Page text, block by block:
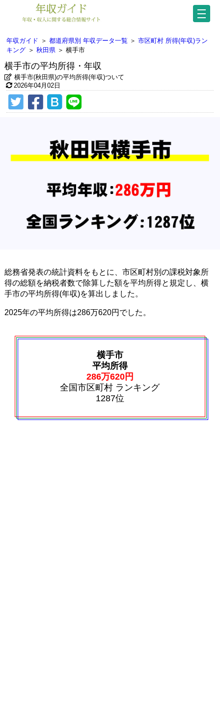
年収ガイド ＞ 都道府県別 年収データ一覧 ＞ 市区町村 所得(年収)ラン
キング ＞ 秋田県 ＞ 横手市
横手市の平均所得・年収
横手市(秋田県)の平均所得(年収)ついて
2026年04月02日
総務省発表の統計資料をもとに、市区町村別の課税対象所
得の総額を納税者数で除算した額を平均所得と規定し、横
手市の平均所得(年収)を算出しました。
2025年の平均所得は286万620円でした。
横手市
平均所得
286万620円
全国市区町村 ランキング
1287位